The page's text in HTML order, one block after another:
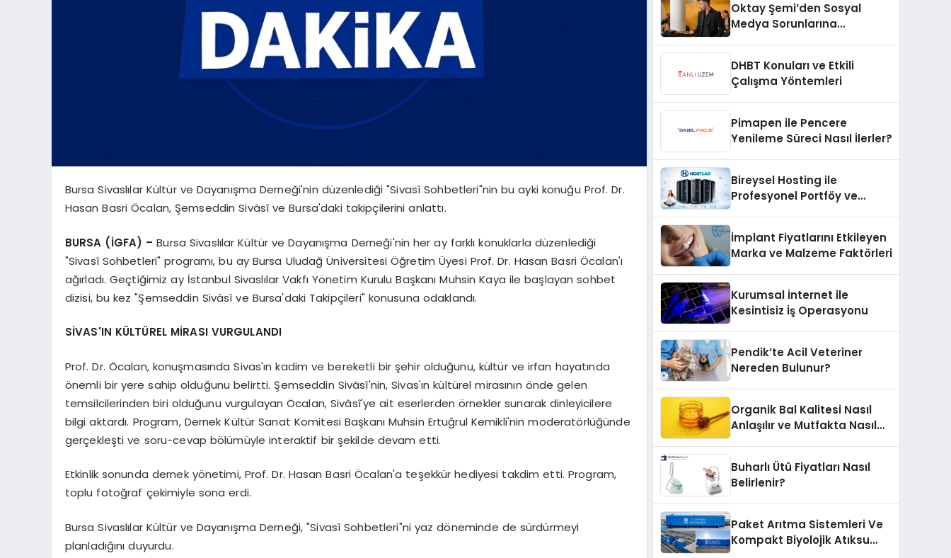
Bursa Sivaslılar Kültür ve Dayanışma Derneği'nin düzenlediği "Sivasî Sohbetleri"nin bu ayki konuğu Prof. Dr.
Hasan Basri Öcalan, Şemseddin Sivâsî ve Bursa'daki takipçilerini anlattı.
BURSA (İGFA) –Bursa Sivaslılar Kültür ve Dayanışma Derneği'nin her ay farklı konuklarla düzenlediği
"Sivasî Sohbetleri" programı, bu ay Bursa Uludağ Üniversitesi Öğretim Üyesi Prof. Dr. Hasan Basri Öcalan'ı
ağırladı. Geçtiğimiz ay İstanbul Sivaslılar Vakfı Yönetim Kurulu Başkanı Muhsin Kaya ile başlayan sohbet
dizisi, bu kez "Şemseddin Sivâsî ve Bursa'daki Takipçileri" konusuna odaklandı.
SİVAS'IN KÜLTÜREL MİRASI VURGULANDI
Prof. Dr. Öcalan, konuşmasında Sivas'ın kadim ve bereketli bir şehir olduğunu, kültür ve irfan hayatında
önemli bir yere sahip olduğunu belirtti. Şemseddin Sivâsî'nin, Sivas'ın kültürel mirasının önde gelen
temsilcilerinden biri olduğunu vurgulayan Öcalan, Sivâsî'ye ait eserlerden örnekler sunarak dinleyicilere
bilgi aktardı. Program, Dernek Kültür Sanat Komitesi Başkanı Muhsin Ertuğrul Kemikli'nin moderatörlüğünde
gerçekleşti ve soru-cevap bölümüyle interaktif bir şekilde devam etti.
Etkinlik sonunda dernek yönetimi, Prof. Dr. Hasan Basri Öcalan'a teşekkür hediyesi takdim etti. Program,
toplu fotoğraf çekimiyle sona erdi.
Bursa Sivaslılar Kültür ve Dayanışma Derneği, "Sivasî Sohbetleri"ni yaz döneminde de sürdürmeyi
planladığını duyurdu.
Oktay Şemi’den Sosyal
Medya Sorunlarına
DHBT Konuları ve Etkili
Çalışma Yöntemleri
Pimapen ile Pencere
Yenileme Süreci Nasıl İlerler?
Bireysel Hosting ile
Profesyonel Portföy ve
İmplant Fiyatlarını Etkileyen
Marka ve Malzeme Faktörleri
Kurumsal İnternet ile
Kesintisiz İş Operasyonu
Pendik’te Acil Veteriner
Nereden Bulunur?
Organik Bal Kalitesi Nasıl
Anlaşılır ve Mutfakta Nasıl
Buharlı Ütü Fiyatları Nasıl
Belirlenir?
Paket Arıtma Sistemleri Ve
Kompakt Biyolojik Atıksu